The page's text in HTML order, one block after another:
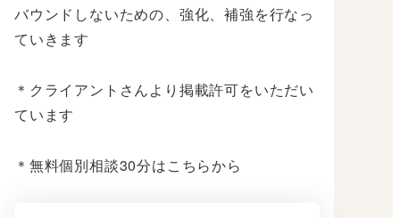
バウンドしないための、強化、補強を行なっ
ていきます
＊クライアントさんより掲載許可をいただい
ています
＊無料個別相談30分はこちらから